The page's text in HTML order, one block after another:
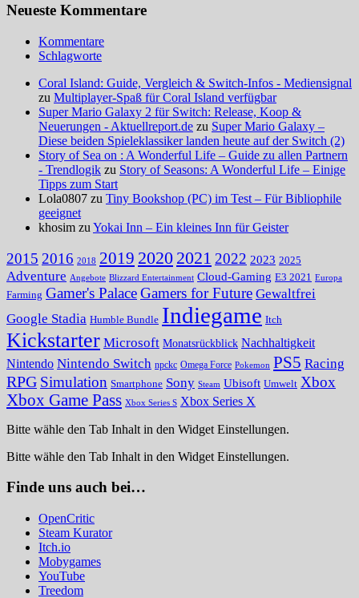
Neueste Kommentare
Kommentare
Schlagworte
Coral Island: Guide, Vergleich & Switch-Infos - Mediensignal
zu Multiplayer-Spaß für Coral Island verfügbar
Super Mario Galaxy 2 für Switch: Release, Koop &
Neuerungen - Aktuellreport.de zu Super Mario Galaxy –
Diese beiden Spieleklassiker landen heute auf der Switch (2)
Story of Sea on : A Wonderful Life – Guide zu allen Partnern
- Trendlogik zu Story of Seasons: A Wonderful Life – Einige
Tipps zum Start
Lola0807 zu Tiny Bookshop (PC) im Test – Für Bibliophile
geeignet
khosim zu Yokai Inn – Ein kleines Inn für Geister
2015 2016 2018 2019 2020 2021 2022 2023 2025
Adventure Angebote Blizzard Entertainment Cloud-Gaming E3 2021 Europa
Farming Gamer's PalaceGamers for Future Gewaltfrei
Google Stadia Humble Bundle Indiegame Itch
Kickstarter Microsoft Monatsrückblick Nachhaltigkeit
Nintendo Nintendo Switch npckc Omega Force Pokemon PS5 Racing
RPG Simulation Smartphone Sony Steam Ubisoft Umwelt Xbox
Xbox Game Pass Xbox Series S Xbox Series X
Bitte wähle den Tab Inhalt in den Widget Einstellungen.
Bitte wähle den Tab Inhalt in den Widget Einstellungen.
Finde uns auch bei…
OpenCritic
Steam Kurator
Itch.io
Mobygames
YouTube
Treedom